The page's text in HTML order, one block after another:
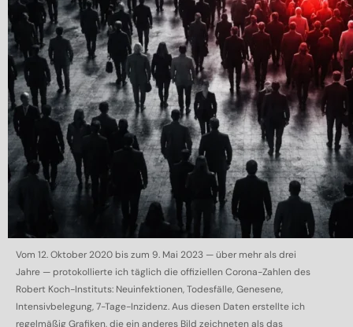
Vom 12. Oktober 2020 bis zum 9. Mai 2023 — über mehr als drei
Jahre — protokollierte ich täglich die offiziellen Corona-Zahlen des
Robert Koch-Instituts: Neuinfektionen, Todesfälle, Genesene,
Intensivbelegung, 7-Tage-Inzidenz. Aus diesen Daten erstellte ich
regelmäßig Grafiken, die ein anderes Bild zeichneten als das